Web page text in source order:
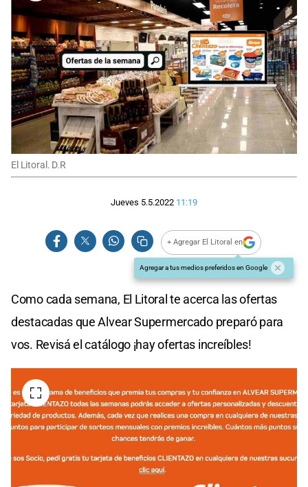
El Litoral. D.R
Jueves 5.5.2022 11:19
+ Agregar El Litoral en
Agregar a tus medios preferidos en Google
Como cada semana, El Litoral te acerca las ofertas
destacadas que Alvear Supermercado preparó para
vos. Revisá el catálogo ¡hay ofertas increíbles!